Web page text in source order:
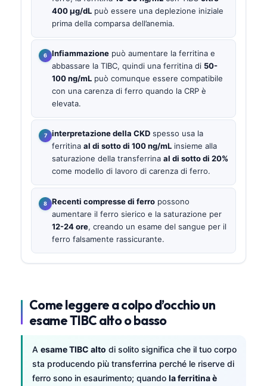
400 µg/dL può essere una deplezione iniziale
prima della comparsa dell’anemia.
Infiammazione può aumentare la ferritina e
abbassare la TIBC, quindi una ferritina di 50-
100 ng/mL può comunque essere compatibile
con una carenza di ferro quando la CRP è
elevata.
interpretazione della CKD spesso usa la
ferritina al di sotto di 100 ng/mL insieme alla
saturazione della transferrina al di sotto di 20%
come modello di lavoro di carenza di ferro.
Recenti compresse di ferro possono
aumentare il ferro sierico e la saturazione per
12-24 ore, creando un esame del sangue per il
ferro falsamente rassicurante.
Come leggere a colpo d’occhio un
esame TIBC alto o basso
A esame TIBC alto di solito significa che il tuo corpo
sta producendo più transferrina perché le riserve di
ferro sono in esaurimento; quando la ferritina è